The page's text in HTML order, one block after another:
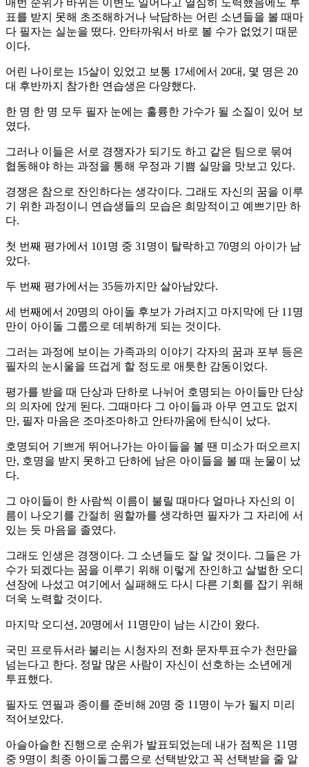
매번 순위가 바뀌는 이변도 일어나고 열심히 노력했음에도 투
표를 받지 못해 초조해하거나 낙담하는 어린 소년들을 볼 때마
다 필자는 실눈을 떴다. 안타까워서 바로 볼 수가 없었기 때문
이다.
어린 나이로는 15살이 있었고 보통 17세에서 20대, 몇 명은 20
대 후반까지 참가한 연습생은 다양했다.
한 명 한 명 모두 필자 눈에는 훌륭한 가수가 될 소질이 있어 보
였다.
그러나 이들은 서로 경쟁자가 되기도 하고 같은 팀으로 묶여
협동해야 하는 과정을 통해 우정과 기쁨 실망을 맛보고 있다.
경쟁은 참으로 잔인하다는 생각이다. 그래도 자신의 꿈을 이루
기 위한 과정이니 연습생들의 모습은 희망적이고 예쁘기만 하
다.
첫 번째 평가에서 101명 중 31명이 탈락하고 70명의 아이가 남
았다.
두 번째 평가에서는 35등까지만 살아남았다.
세 번째에서 20명의 아이돌 후보가 가려지고 마지막에 단 11명
만이 아이돌 그룹으로 데뷔하게 되는 것이다.
그러는 과정에 보이는 가족과의 이야기 각자의 꿈과 포부 등은
필자의 눈시울을 뜨겁게 할 정도로 애틋한 감동이었다.
평가를 받을 때 단상과 단하로 나뉘어 호명되는 아이들만 단상
의 의자에 앉게 된다. 그때마다 그 아이들과 아무 연고도 없지
만, 필자 마음은 조마조마하고 안타까움에 탄식이 났다.
호명되어 기쁘게 뛰어나가는 아이들을 볼 땐 미소가 떠오르지
만, 호명을 받지 못하고 단하에 남은 아이들을 볼 때 눈물이 났
다.
그 아이들이 한 사람씩 이름이 불릴 때마다 얼마나 자신의 이
름이 나오기를 간절히 원할까를 생각하면 필자가 그 자리에 서
있는 듯 마음을 졸였다.
그래도 인생은 경쟁이다. 그 소년들도 잘 알 것이다. 그들은 가
수가 되겠다는 꿈을 이루기 위해 이렇게 잔인하고 살벌한 오디
션장에 나섰고 여기에서 실패해도 다시 다른 기회를 잡기 위해
더욱 노력할 것이다.
마지막 오디션, 20명에서 11명만이 남는 시간이 왔다.
국민 프로듀서라 불리는 시청자의 전화 문자투표수가 천만을
넘는다고 한다. 정말 많은 사람이 자신이 선호하는 소년에게
투표했다.
필자도 연필과 종이를 준비해 20명 중 11명이 누가 될지 미리
적어보았다.
아슬아슬한 진행으로 순위가 발표되었는데 내가 점찍은 11명
중 9명이 최종 아이돌그룹으로 선택받았고 꼭 선택받을 줄 알